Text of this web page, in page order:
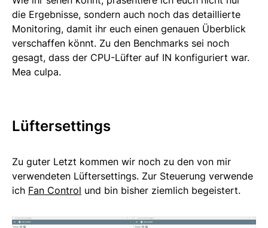
die Ergebnisse, sondern auch noch das detaillierte
Monitoring, damit ihr euch einen genauen Überblick
verschaffen könnt. Zu den Benchmarks sei noch
gesagt, dass der CPU-Lüfter auf IN konfiguriert war.
Mea culpa.
Lüftersettings
Zu guter Letzt kommen wir noch zu den von mir
verwendeten Lüftersettings. Zur Steuerung verwende
ich Fan Control und bin bisher ziemlich begeistert.